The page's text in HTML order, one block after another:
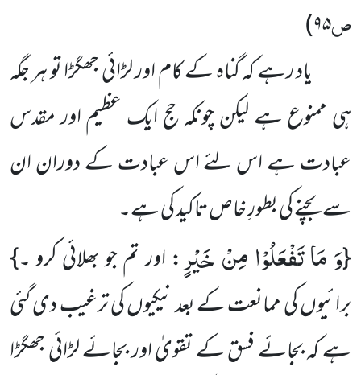
ص۹۵)
یاد رہے کہ گناہ کے کام اور لڑائی جھگڑا تو ہر جگہ
ہی ممنوع ہے لیکن چونکہ حج ایک عظیم اور مقدس
عبادت ہے اس لئے اس عبادت کے دوران ان
سے بچنے کی بطورِ خاص تاکید کی ہے۔
{وَ مَا تَفْعَلُوْا مِنْ خَیْرٍ: اور تم جو بھلائی کرو ۔}
برائیوں کی ممانعت کے بعد نیکیوں کی ترغیب دی گئی
ہے کہ بجائے فسق کے تقویٰ اور بجائے لڑائی جھگڑا